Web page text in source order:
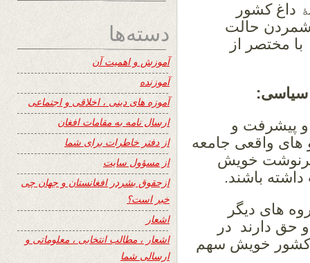
داغ کشور
حالت
مختصر از
سیاسی:
و پیشرفت و
های واقعی جامعه
خویش
باشند.
های دیگر
حق دارند در
کشور خویش سهم
دسته‌ها
آموزش و اهمیت آن
آموزنده
آموزه های دینی ، اخلاقی و اجتماعی
ارسال نامه به مقامات افغان
از دفتر خاطرات برای شما
از مسؤول سایت
ازحقوق بشردر افغانستان و جهان چی
خبر است؟
اشعار
اشعار ، مطالب انتخابی ، معلوماتی و
ارسالی شما